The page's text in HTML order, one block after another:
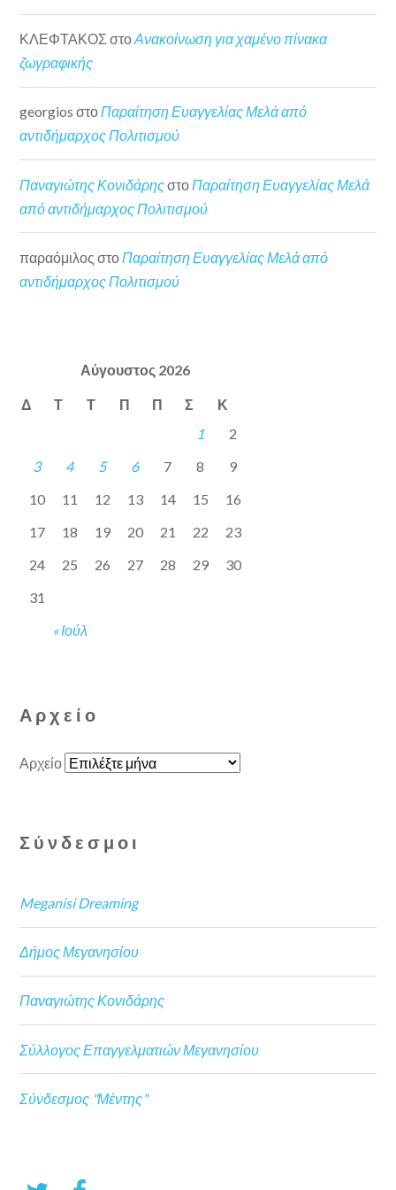
ΚΛΕΦΤΑΚΟΣ στοΑνακοίνωση για χαμένο πίνακα
ζωγραφικής
georgios στοΠαραίτηση Ευαγγελίας Μελά από
αντιδήμαρχος Πολιτισμού
Παναγιώτης Κονιδάρηςστο Παραίτηση Ευαγγελίας Μελά
από αντιδήμαρχος Πολιτισμού
παραόμιλος στοΠαραίτηση Ευαγγελίας Μελά από
αντιδήμαρχος Πολιτισμού
Αύγουστος 2026
Δ Τ Τ Π Π Σ Κ
« Ιούλ
1
2
3
4 5 6 7 8
9
10
11 12 13 14 15
16
17
18 19 20 21 22
23
24
25 26 27 28 29
30
31
Αρχείο
Αρχείο
Σύνδεσμοι
Meganisi Dreaming
Δήμος Μεγανησίου
Παναγιώτης Κονιδάρης
Σύλλογος Επαγγελματιών Μεγανησίου
Σύνδεσμος "Μέντης"